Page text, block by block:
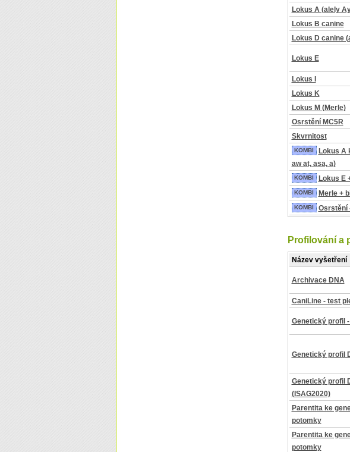
Lokus A (alely
Lokus B canine
Lokus D canine
Lokus E
Lokus I
Lokus K
Lokus M (Merle)
Osrstění MC5R
Skvrnitost
KOMBI
Lokus A
aw at, asa, a)
KOMBI Lokus E
KOMBI Merle +
KOMBI Osrstění
Profilování a
Název vyšetření
Archivace DNA
CaniLine - test
Genetický profil
Genetický profil
Genetický profil
(ISAG2020)
Parentita ke
potomky
Parentita ke
potomky